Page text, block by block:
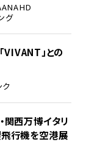
ANAHD
グ
VIVANT」との
ク
関西万博イタリ
行機を空港展